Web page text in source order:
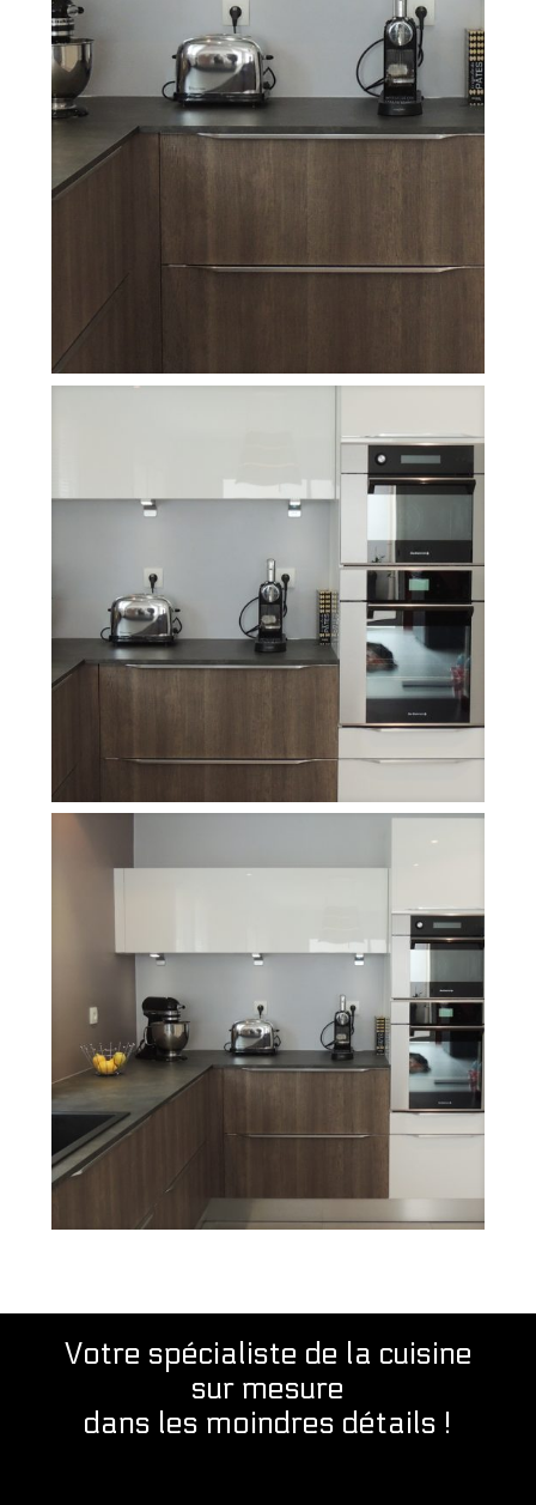
Votre spécialiste de la cuisine
sur mesure
dans les moindres détails !